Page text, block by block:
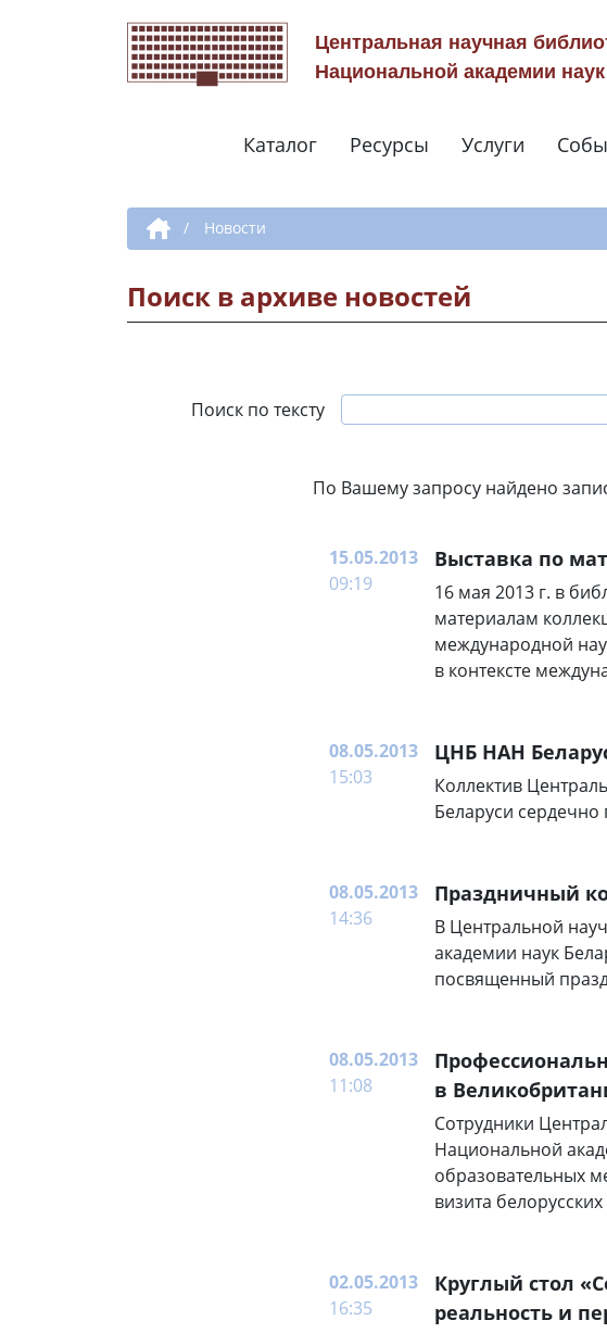
Центральная научная
Национальной академии
Каталог Ресурсы Услуги
Дополнительная навигация
/ Новости
Поиск в архиве новостей
Поиск по тексту
По Вашему запросу найдено
15.05.2013
09:19
Выставка по
16 мая 2013 г. в
материалам
международной
в контексте
08.05.2013
15:03
ЦНБ НАН
Коллектив
Беларуси
08.05.2013
14:36
Праздничный
В Центральной
академии наук
посвященный
08.05.2013
11:08
в
Сотрудники
Национальной
образовательных
визита
02.05.2013
16:35
Круглый стол
реальность и